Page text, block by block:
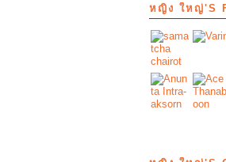
หญิง ใหญ่'S